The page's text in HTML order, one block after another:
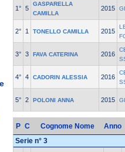
1° 5
GASPARELLA
CAMILLA
2015
2° 1 TONELLO CAMILLA 2015
3° 3 FAVA CATERINA 2016
4° 4 CADORIN ALESSIA 2016
5° 2 POLONI ANNA 2015
P C Cognome Nome
Anno
Serie n° 3